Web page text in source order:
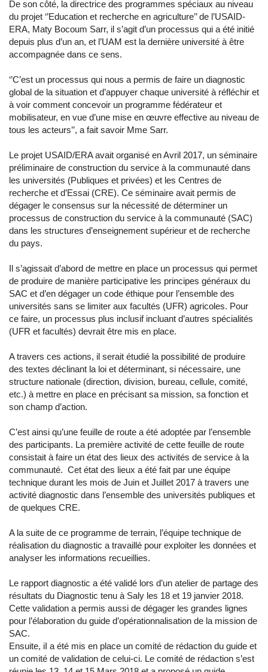
De son côté, la directrice des programmes spéciaux au niveau
du projet ‘’Education et recherche en agriculture’’ de l’USAID-
ERA, Maty Bocoum Sarr, il s’agit d’un processus qui a été initié
depuis plus d’un an, et l’UAM est la dernière université à être
accompagnée dans ce sens.
‘’C’est un processus qui nous a permis de faire un diagnostic
global de la situation et d’appuyer chaque université à réfléchir et
à voir comment concevoir un programme fédérateur et
mobilisateur, en vue d’une mise en œuvre effective au niveau de
tous les acteurs’’, a fait savoir Mme Sarr.
Le projet USAID/ERA avait organisé en Avril 2017, un séminaire
préliminaire de construction du service à la communauté dans
les universités (Publiques et privées) et les Centres de
recherche et d’Essai (CRE). Ce séminaire avait permis de
dégager le consensus sur la nécessité de déterminer un
processus de construction du service à la communauté (SAC)
dans les structures d’enseignement supérieur et de recherche
du pays.
Il s’agissait d’abord de mettre en place un processus qui permet
de produire de manière participative les principes généraux du
SAC et d’en dégager un code éthique pour l’ensemble des
universités sans se limiter aux facultés (UFR) agricoles. Pour
ce faire, un processus plus inclusif incluant d’autres spécialités
(UFR et facultés) devrait être mis en place.
A travers ces actions, il serait étudié la possibilité de produire
des textes déclinant la loi et déterminant, si nécessaire, une
structure nationale (direction, division, bureau, cellule, comité,
etc.) à mettre en place en précisant sa mission, sa fonction et
son champ d’action.
C’est ainsi qu’une feuille de route a été adoptée par l’ensemble
des participants. La première activité de cette feuille de route
consistait à faire un état des lieux des activités de service à la
communauté. Cet état des lieux a été fait par une équipe
technique durant les mois de Juin et Juillet 2017 à travers une
activité diagnostic dans l’ensemble des universités publiques et
de quelques CRE.
A la suite de ce programme de terrain, l’équipe technique de
réalisation du diagnostic a travaillé pour exploiter les données et
analyser les informations recueillies.
Le rapport diagnostic a été validé lors d’un atelier de partage des
résultats du Diagnostic tenu à Saly les 18 et 19 janvier 2018.
Cette validation a permis aussi de dégager les grandes lignes
pour l’élaboration du guide d’opérationnalisation de la mission de
SAC.
Ensuite, iI a été mis en place un comité de rédaction du guide et
un comité de validation de celui-ci. Le comité de rédaction s’est